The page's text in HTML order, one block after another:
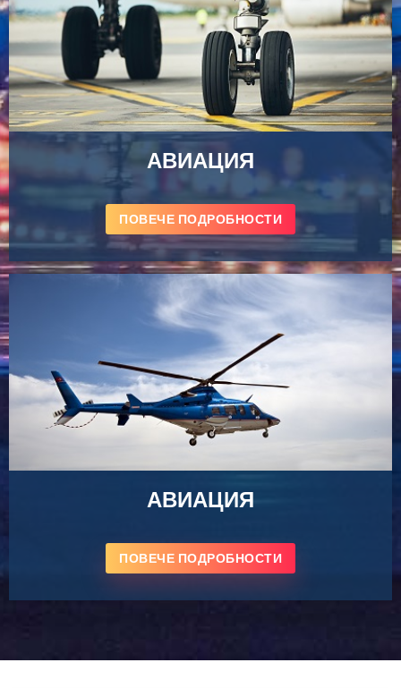
АВИАЦИЯ
ПОВЕЧЕ ПОДРОБНОСТИ
АВИАЦИЯ
ПОВЕЧЕ ПОДРОБНОСТИ